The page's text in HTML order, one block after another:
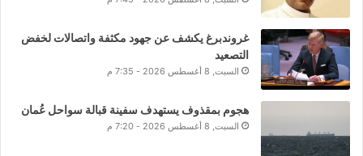
غروندبرغ يكشف عن جهود مكثفة واتصالات لخفض
التصعيد
السبت, 8 أغسطس 2026 - 7:35 م
هجوم بمقذوف يستهدف سفينة قبالة سواحل عُمان
السبت, 8 أغسطس 2026 - 7:20 م